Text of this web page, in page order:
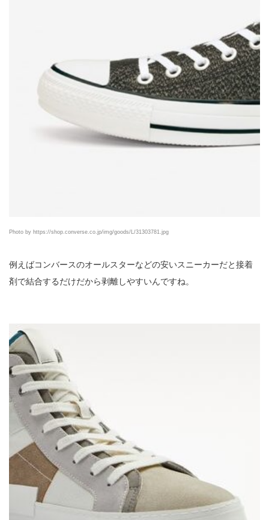
Photo by https://shop.converse.co.jp/img/goods/L/31303781.jpg
例えばコンバースのオールスターなどの安いスニーカーだと接着
剤で結合するだけだから剥離しやすいんですね。